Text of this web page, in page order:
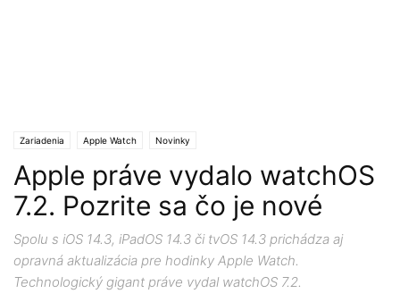
Zariadenia Apple Watch Novinky
Apple práve vydalo watchOS
7.2. Pozrite sa čo je nové
Spolu s iOS 14.3, iPadOS 14.3 či tvOS 14.3 prichádza aj
opravná aktualizácia pre hodinky Apple Watch.
Technologický gigant práve vydal watchOS 7.2.